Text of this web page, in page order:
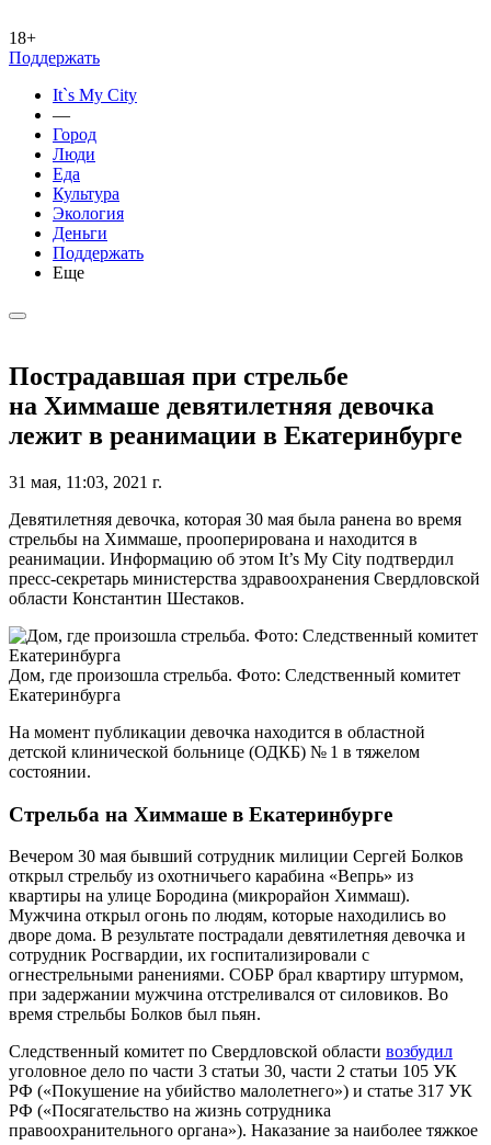
18+
Поддержать
It`s My City
—
Город
Люди
Еда
Культура
Экология
Деньги
Поддержать
Еще
Пострадавшая при стрельбе
на Химмаше девятилетняя девочка
лежит в реанимации в Екатеринбурге
31 мая, 11:03, 2021 г.
Девятилетняя девочка, которая 30 мая была ранена во время
стрельбы на Химмаше, прооперирована и находится в
реанимации. Информацию об этом It’s My City подтвердил
пресс-секретарь министерства здравоохранения Свердловской
области Константин Шестаков.
Дом, где произошла стрельба. Фото: Следственный комитет
Екатеринбурга
На момент публикации девочка находится в областной
детской клинической больнице (ОДКБ) № 1 в тяжелом
состоянии.
Стрельба на Химмаше в Екатеринбурге
Вечером 30 мая бывший сотрудник милиции Сергей Болков
открыл стрельбу из охотничьего карабина «Вепрь» из
квартиры на улице Бородина (микрорайон Химмаш).
Мужчина открыл огонь по людям, которые находились во
дворе дома. В результате пострадали девятилетняя девочка и
сотрудник Росгвардии, их госпитализировали с
огнестрельными ранениями. СОБР брал квартиру штурмом,
при задержании мужчина отстреливался от силовиков. Во
время стрельбы Болков был пьян.
Следственный комитет по Свердловской области возбудил
уголовное дело по части 3 статьи 30, части 2 статьи 105 УК
РФ («Покушение на убийство малолетнего») и статье 317 УК
РФ («Посягательство на жизнь сотрудника
правоохранительного органа»). Наказание за наиболее тяжкое